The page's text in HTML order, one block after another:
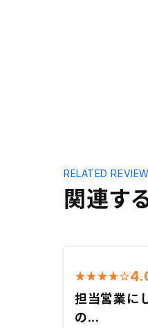
関連す
RELATED
担当営業に
の...